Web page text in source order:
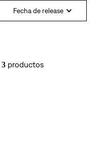
Fecha de release
3productos